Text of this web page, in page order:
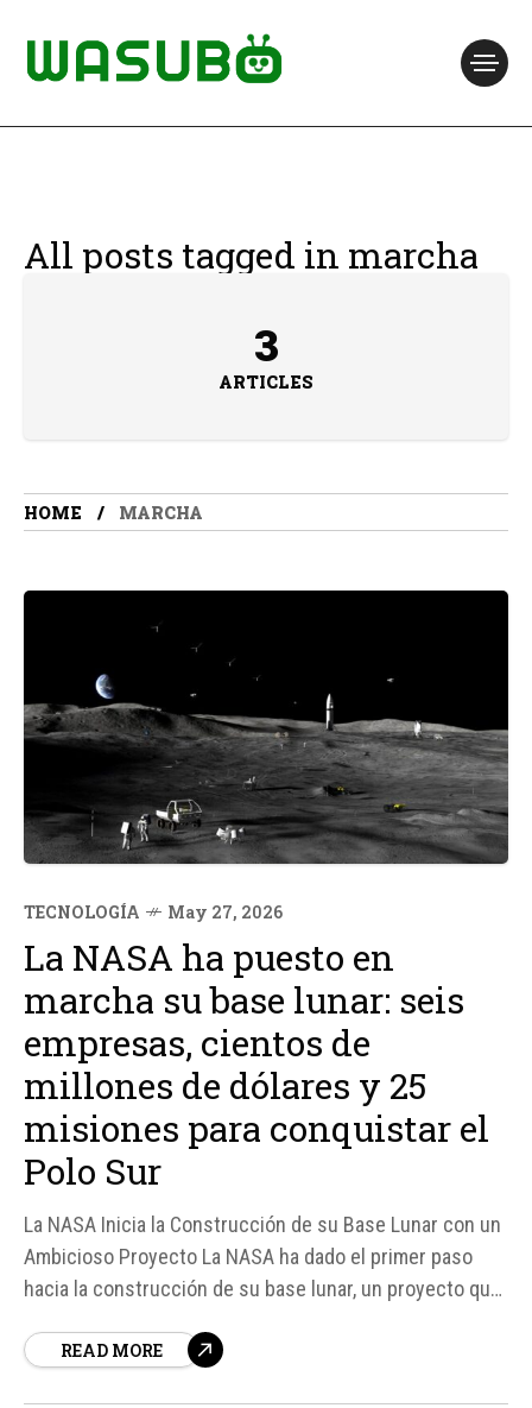
All posts tagged in marcha
3
ARTICLES
HOME MARCHA
TECNOLOGÍA May 27, 2026
La NASA ha puesto en
marcha su base lunar: seis
empresas, cientos de
millones de dólares y 25
misiones para conquistar el
Polo Sur
La NASA Inicia la Construcción de su Base Lunar con un
Ambicioso Proyecto La NASA ha dado el primer paso
hacia la construcción de su base lunar, un proyecto que
espacial. Según fuentes, la agencia espacial ha invertido
READ MORE